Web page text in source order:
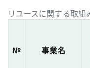
リユースに関する取組
№ 事業名